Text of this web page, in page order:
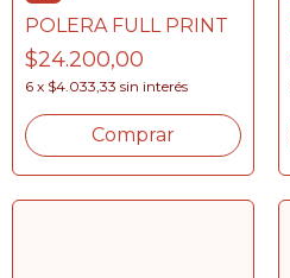
POLERA FULL PRINT
$24.200,00
6 x $4.033,33 sin interés
Comprar